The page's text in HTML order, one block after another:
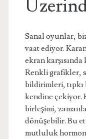
Sanal oyunlar,
vaat ediyor.
ekran
Renkli grafikler,
bildirimleri,
kendine çekiyor.
birleşimi,
dönüşebilir. Bu
mutluluk